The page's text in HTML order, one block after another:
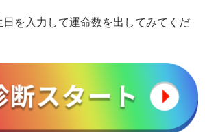
日を入力して運命数を出してみてくだ